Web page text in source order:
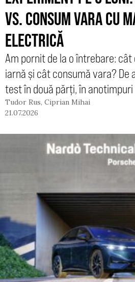
VS. CONSUM VARA CU
ELECTRICĂ
Am pornit de la o întrebare:
iarnă și cât consumă vara? De
test în două părți, în
Tudor Rus, Ciprian Mihai
21.07.2026